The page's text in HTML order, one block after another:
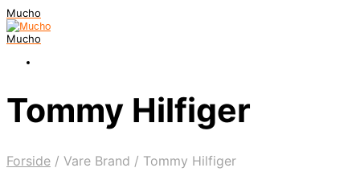
Mucho
Mucho
Tommy Hilfiger
Forside / Vare Brand / Tommy Hilfiger